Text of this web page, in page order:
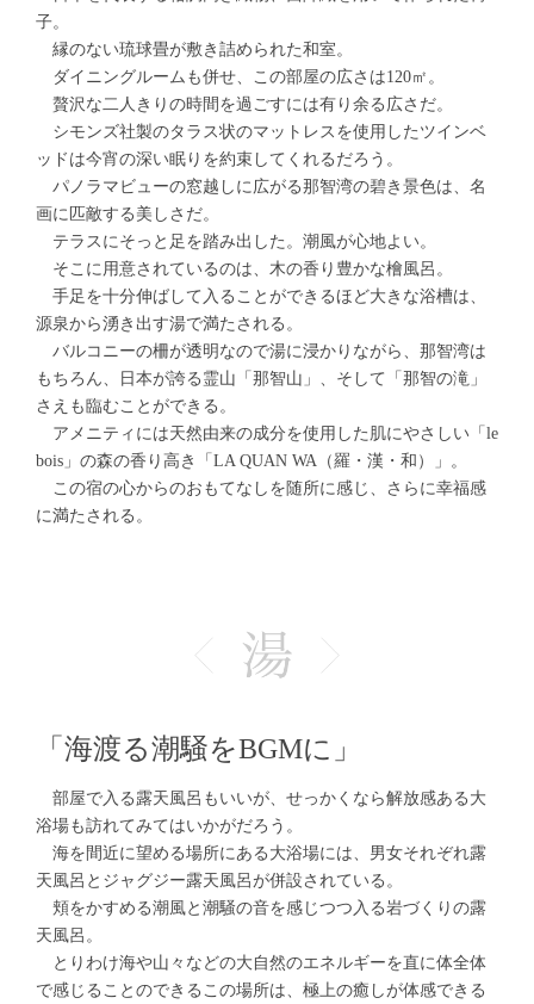
子。
縁のない琉球畳が敷き詰められた和室。
ダイニングルームも併せ、この部屋の広さは120㎡。
贅沢な二人きりの時間を過ごすには有り余る広さだ。
シモンズ社製のタラス状のマットレスを使用したツインベ
ッドは今宵の深い眠りを約束してくれるだろう。
パノラマビューの窓越しに広がる那智湾の碧き景色は、名
画に匹敵する美しさだ。
テラスにそっと足を踏み出した。潮風が心地よい。
そこに用意されているのは、木の香り豊かな檜風呂。
手足を十分伸ばして入ることができるほど大きな浴槽は、
源泉から湧き出す湯で満たされる。
バルコニーの柵が透明なので湯に浸かりながら、那智湾は
もちろん、日本が誇る霊山「那智山」、そして「那智の滝」
さえも臨むことができる。
アメニティには天然由来の成分を使用した肌にやさしい「le
bois」の森の香り高き「LA QUAN WA（羅・漢・和）」。
この宿の心からのおもてなしを随所に感じ、さらに幸福感
に満たされる。
「海渡る潮騒をBGMに」
部屋で入る露天風呂もいいが、せっかくなら解放感ある大
浴場も訪れてみてはいかがだろう。
海を間近に望める場所にある大浴場には、男女それぞれ露
天風呂とジャグジー露天風呂が併設されている。
頬をかすめる潮風と潮騒の音を感じつつ入る岩づくりの露
天風呂。
とりわけ海や山々などの大自然のエネルギーを直に体全体
で感じることのできるこの場所は、極上の癒しが体感できる